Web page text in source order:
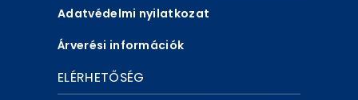
Adatvédelmi nyilatkozat
Árverési információk
ELÉRHETŐSÉG